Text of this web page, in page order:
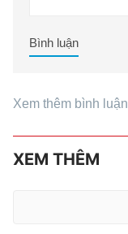
Bình luận
Xem thêm bình luận
XEM THÊM